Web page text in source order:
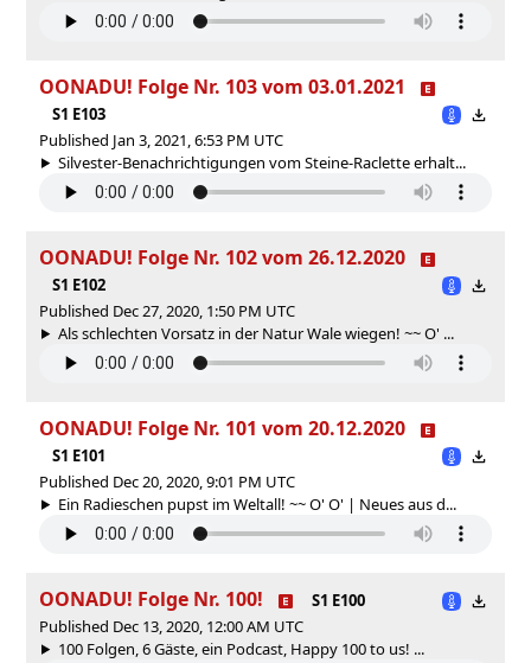
OONADU! Folge Nr. 103 vom 03.01.2021
S1 E103
Published Jan 3, 2021, 6:53 PM UTC
Silvester-Benachrichtigungen vom Steine-Raclette erhalt...
OONADU! Folge Nr. 102 vom 26.12.2020
S1 E102
Published Dec 27, 2020, 1:50 PM UTC
Als schlechten Vorsatz in der Natur Wale wiegen! ~~ O' ...
OONADU! Folge Nr. 101 vom 20.12.2020
S1 E101
Published Dec 20, 2020, 9:01 PM UTC
Ein Radieschen pupst im Weltall! ~~ O' O' | Neues aus d...
OONADU! Folge Nr. 100!
S1 E100
Published Dec 13, 2020, 12:00 AM UTC
100 Folgen, 6 Gäste, ein Podcast, Happy 100 to us! ...